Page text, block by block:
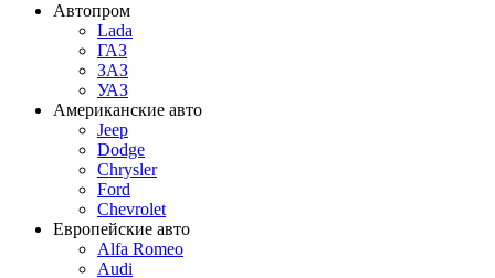
Автопром
Lada
ГАЗ
ЗАЗ
УАЗ
Американские авто
Jeep
Dodge
Chrysler
Ford
Chevrolet
Европейские авто
Alfa Romeo
Audi